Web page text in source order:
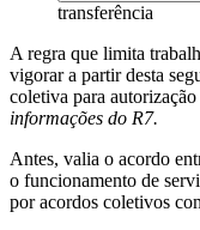
transferência
A regra que limita
vigorar a partir desta
coletiva para autorização
informações do R7.
Antes, valia o acordo
o funcionamento de
por acordos coletivos